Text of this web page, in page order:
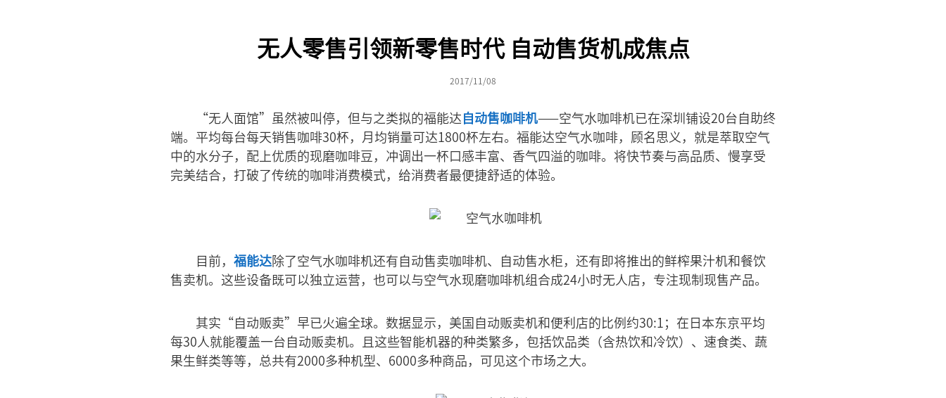
无人零售引领新零售时代 自动售货机成焦点
2017/11/08
“无人面馆”虽然被叫停，但与之类拟的福能达自动售咖啡机——空气水咖啡机已在深圳铺设20台自助终
端。平均每台每天销售咖啡30杯，月均销量可达1800杯左右。福能达空气水咖啡，顾名思义，就是萃取空气
中的水分子，配上优质的现磨咖啡豆，冲调出一杯口感丰富、香气四溢的咖啡。将快节奏与高品质、慢享受
完美结合，打破了传统的咖啡消费模式，给消费者最便捷舒适的体验。
目前， 福能达除了空气水咖啡机还有自动售卖咖啡机、自动售水柜，还有即将推出的鲜榨果汁机和餐饮
售卖机。这些设备既可以独立运营，也可以与空气水现磨咖啡机组合成24小时无人店，专注现制现售产品。
其实“自动贩卖”早已火遍全球。数据显示，美国自动贩卖机和便利店的比例约30:1；在日本东京平均
每30人就能覆盖一台自动贩卖机。且这些智能机器的种类繁多，包括饮品类（含热饮和冷饮）、速食类、蔬
果生鲜类等等，总共有2000多种机型、6000多种商品，可见这个市场之大。